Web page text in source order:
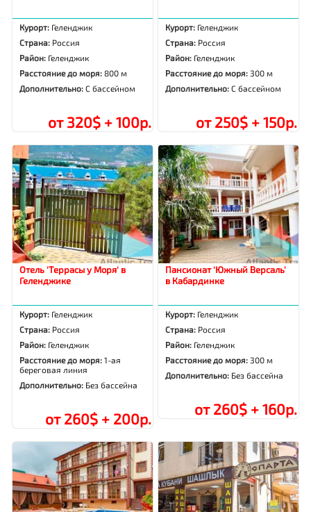
Курорт: Геленджик
Страна: Россия
Район: Геленджик
Расстояние до моря:800 м
Дополнительно:С бассейном
от 320$ + 100р.
Курорт: Геленджик
Страна: Россия
Район: Геленджик
Расстояние до моря: 300 м
Дополнительно:С бассейном
от 250$ + 150р.
Отель 'Террасы у Моря' в
Геленджике
Курорт: Геленджик
Страна: Россия
Район: Геленджик
Расстояние до моря:1-ая
береговая линия
Дополнительно: Без бассейна
от 260$ + 200р.
Пансионат 'Южный Версаль'
в Кабардинке
Курорт: Геленджик
Страна: Россия
Район: Геленджик
Расстояние до моря: 300 м
Дополнительно: Без бассейна
от 260$ + 160р.